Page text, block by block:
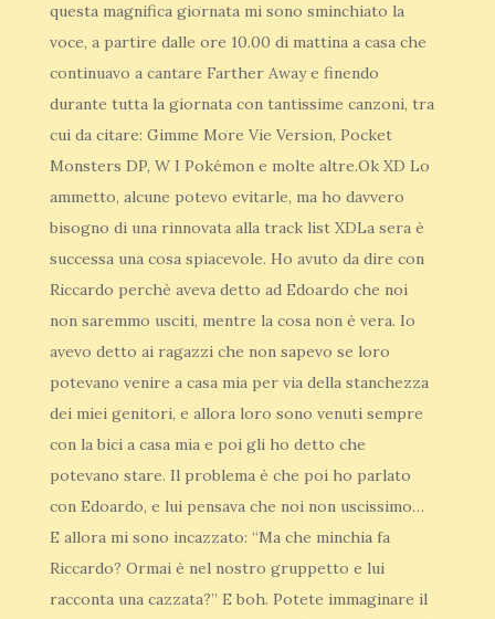
questa magnifica giornata mi sono sminchiato la
voce, a partire dalle ore 10.00 di mattina a casa che
continuavo a cantare Farther Away e finendo
durante tutta la giornata con tantissime canzoni, tra
cui da citare: Gimme More Vie Version, Pocket
Monsters DP, W I Pokémon e molte altre.Ok XD Lo
ammetto, alcune potevo evitarle, ma ho davvero
bisogno di una rinnovata alla track list XDLa sera è
successa una cosa spiacevole. Ho avuto da dire con
Riccardo perchè aveva detto ad Edoardo che noi
non saremmo usciti, mentre la cosa non è vera. Io
avevo detto ai ragazzi che non sapevo se loro
potevano venire a casa mia per via della stanchezza
dei miei genitori, e allora loro sono venuti sempre
con la bici a casa mia e poi gli ho detto che
potevano stare. Il problema è che poi ho parlato
con Edoardo, e lui pensava che noi non uscissimo…
E allora mi sono incazzato: “Ma che minchia fa
Riccardo? Ormai è nel nostro gruppetto e lui
racconta una cazzata?” E boh. Potete immaginare il